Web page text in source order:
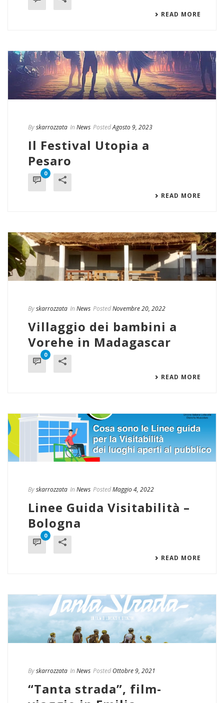
READ MORE
Byskarrozzata In News PostedAgosto 9, 2023
Il Festival Utopia a
Pesaro
0
READ MORE
Byskarrozzata In News PostedNovembre 20, 2022
Villaggio dei bambini a
Vorehe in Madagascar
0
READ MORE
Byskarrozzata In News PostedMaggio 4, 2022
Linee Guida Visitabilità –
Bologna
0
READ MORE
Byskarrozzata In News Posted Ottobre 9, 2021
“Tanta strada”, film-